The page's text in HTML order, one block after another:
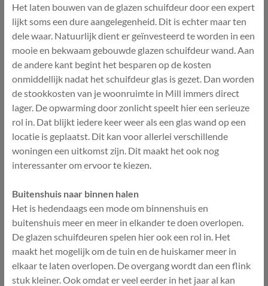
Het laten bouwen van de glazen schuifdeur door een expert
lijkt soms een dure aangelegenheid. Dit is echter maar ten
dele waar. Natuurlijk dient er geïnvesteerd te worden in een
mooie en bekwaam gebouwde glazen schuifdeur wand. Aan
de andere kant begint het besparen op de kosten
onmiddellijk nadat het schuifdeur glas is gezet. Dan worden
de stookkosten van je woonruimte in Mill immers direct
lager. De opwarming door zonlicht speelt hier een serieuze
rol in. Dat blijkt iedere keer weer als een glas wand op een
locatie is geplaatst. Dit kan voor allerlei verschillende
woningen een uitkomst zijn. Dit maakt het ook nog
interessanter om ervoor te kiezen.
Buitenshuis naar binnen halen
Het is hedendaags een mode om binnenshuis en
buitenshuis meer en meer in elkander te doen overlopen.
De glazen schuifdeuren spelen hier ook een rol in. Het
maakt het mogelijk om de tuin en de huiskamer meer in
elkaar te laten overlopen. De overgang wordt dan een flink
stuk kleiner. Ook omdat er veel eerder in het jaar al kan